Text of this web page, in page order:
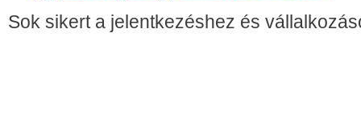
Sok sikert a jelentkezéshez és